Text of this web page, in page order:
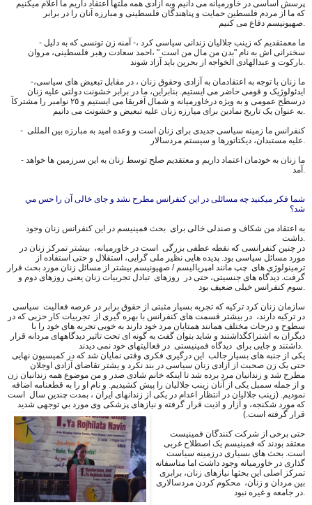
پرسش اساسی در خاورمیانه می دانیم وبه ازادی همه ملتها اعتقاد داریم ما اعلام میکنیم
که ما از مردم فلسطین حمایت و پناهندگان فلسطینی و مبارزه آنان را در برابر
- ما معمتقدیم که زینب جلالیان زندانی سیاسی کرد ،- آمنه زن تونسی که به دلیل
سخنرانی اش به نام "بدن من مال من است " ،احمد سعادت رهبر فلسطینی، مروان
-ما زنان با توجه به اعتقادمان به آزادی وحقوق زنان ، در مقابل تبعیض های سیاسی،
ایدئولوژیک و قومی حاضر می ایستیم. بنابراین، ما در برابر خشونت دولتی علیه زنان
درسطح عمومی و به ویژه درخاورمیانه و شمال آفریقا می ایستیم و ٢٥ نوامبر را مشترکآ
- کنفرانس ما زمینه سیاسی جدیدى برای زنان است و وعده امید به مبارزه بین المللی
- ما زنان به خودمان اعتماد داریم و معتقدیم صلح توسط زنان به این سرزمین ها خواهد
شما فکر میکنید چه مسائلی در اين كنفرانس مطرح نشد و جای خالی آن را حس مي
شد؟
به اعتقاد من شکاف و صندلی خالی برای بحث فمینیسم در این کنفرانس زنان وجود
در چنین کنفرانسى که نقطه عطفی بزرگى است در خاورميانه، بیشتر تمرکز زنان در
مورد مسائل سیاسی بود. پدیده هايى نظیر ملی گرایی، استقلال و حتی استفاده از
ترمینولوژی های چپ مانند امپریالیسم / صهیونیسم بیشتر از مسائل زنان مورد بحث قرار
گرفت. دیدگاه های جنسیتی، حتی در روزهای تبادل تجربیات زنان يعنى روزهاى دوم و
سازمان زنان کرد ترکیه که تجربه بسیار مثبتى از حقوق برابر در عرصه فعاليت سیاسی
در تركيه دارند، در بیشتر قسمت هاى كنفرانس با بهره گیری از تجربيات كار حزبی كه در
سطوح و درجات مختلف همانند همتایان مرد خود دارند به خوبى تجربه های خود را با
ديگران به اشتراكگذاشتند و شايد بتوان گفت به گونه اى تحت تاثير ديدگاههاى مردانه قرار
یکی از جنبه های بسیار جالب این درگیری فکری وقتی نمایان شد که در کمیسیون نهایی
حتی یک زن صحبت از آزادی زنان سیاسی در بند نکرد و یشتر تقاضای آزادی اوجلان
مطرح شد و زندانيان مرد برده شد تا اینکه خانم شادی صدر و من موضوع همه زندانيان زن
و از جمله سمبل يكى از آنان زینب جلالیان را پیش کشیدیم. و نام او را به قطعنامه اضافه
نموديم. (زینب جلالیان در انتظار اعدام در يكى از زندانهاى ایران ، بمدت چندین سال است
كه مورد شكنجه، و آزار و اذيت قرار گرفته و نيازهاى پزشكى وى مورد بي توجهى شديد
قرار گرفته است.)
حتی برخی از شرکت کنندگان فمینیست
معتقد بودند که فمینیسم یک اصطلاح غربی
است. بحث های بسیاری درزمينه سیاست
گذارى در خاورمیانه وجود داشت اما متاسفانه
تمرکز اصلی اين بحثها نیازهای زنان، برابری
بین مردان و زنان، محكوم كردن مردسالاری